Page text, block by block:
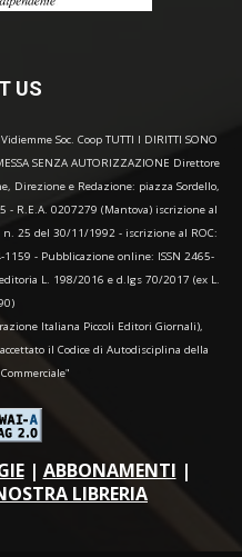
US
Soc. Coop TUTTI I DIRITTI SONO
SENZA AUTORIZZAZIONE Direttore
Direzione e Redazione: piazza Sordello,
- R.E.A. 0207279 (Mantova) iscrizione al
25 del 30/11/1992 - iscrizione al ROC:
- Pubblicazione online: ISSN 2465-
L. 198/2016 e d.lgs 70/2017 (ex L.
Italiana Piccoli Editori Giornali),
il Codice di Autodisciplina della
| ABBONAMENTI |
LIBRERIA